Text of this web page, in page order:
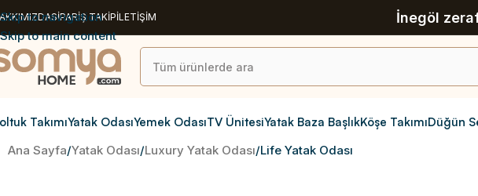
Skip to navigation
Skip to main content
SİPARİŞ TAKİPİLETİŞİM İnegöl
TakımıYatak OdasıYemek OdasıTV ÜnitesiYatak Baza BaşlıkKöşe TakımıDüğün
Ana Sayfa Yatak Odası Luxury Yatak Odası Life Yatak Odası